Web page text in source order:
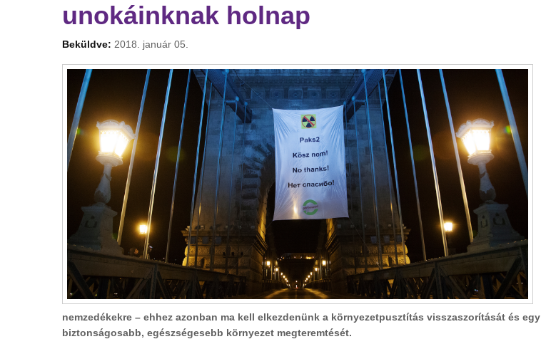
unokáinknak holnap
Beküldve: 2018. január 05.
nemzedékekre – ehhez azonban ma kell elkezdenünk a környezetpusztítás visszaszorítását és egy
biztonságosabb, egészségesebb környezet megteremtését.